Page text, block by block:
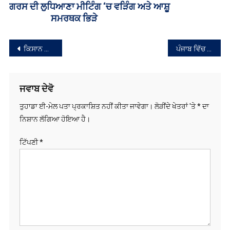
ਨੈਵੀਗੇਸ਼ਨ
ਤੁਹਾਡਾ ਈ-ਮੇਲ ਪਤਾ ਪ੍ਰਕਾਸ਼ਿਤ ਨਹੀਂ ਕੀਤਾ ਜਾਵੇਗਾ। ਲੋੜੀਂਦੇ ਖੇਤਰਾਂ 'ਤੇ*ਦਾ
ਟਿੱਪਣੀ*
ਈ-ਮੇਲ*